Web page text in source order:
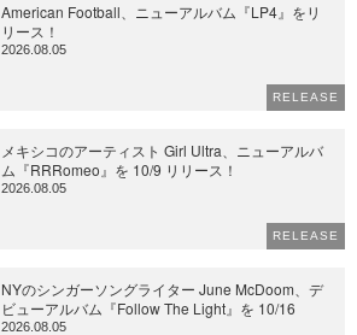
American Football、ニューアルバム『LP4』をリ
リース！
2026.08.05
RELEASE
メキシコのアーティスト Girl Ultra、ニューアルバ
ム『RRRomeo』を 10/9 リリース！
2026.08.05
RELEASE
NYのシンガーソングライター June McDoom、デ
ビューアルバム『Follow The Light』を 10/16
2026.08.05